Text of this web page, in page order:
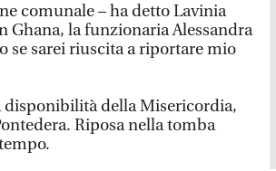
comunale – ha detto Lavinia
Ghana, la funzionaria Alessandra
se sarei riuscita a riportare mio
disponibilità della Misericordia,
Riposa nella tomba